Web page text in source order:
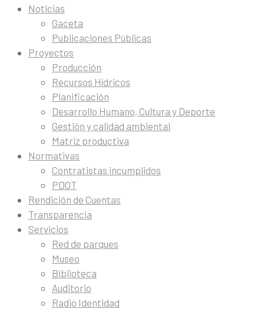
Noticias
Gaceta
Publicaciones Públicas
Proyectos
Producción
Recursos Hídricos
Planificación
Desarrollo Humano, Cultura y Deporte
Gestión y calidad ambiental
Matriz productiva
Normativas
Contratistas incumplidos
PDOT
Rendición de Cuentas
Transparencia
Servicios
Red de parques
Museo
Biblioteca
Auditorio
Radio Identidad